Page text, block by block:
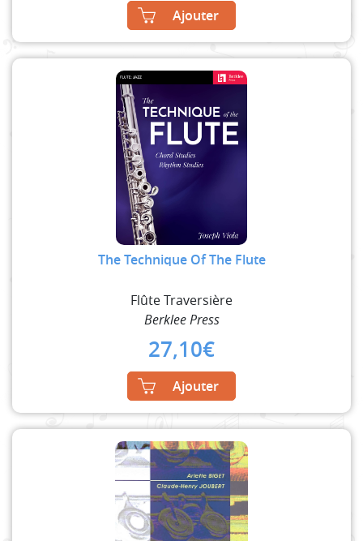
Ajouter
The Technique Of The Flute
Flûte Traversière
Berklee Press
27,10€
Ajouter